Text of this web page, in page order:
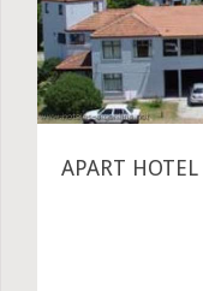
APART